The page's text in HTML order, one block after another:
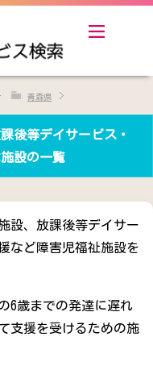
青森県
後等デイサービス・
設の一覧
設、放課後等デイサー
など障害児福祉施設を
6歳までの発達に遅れ
支援を受けるための施